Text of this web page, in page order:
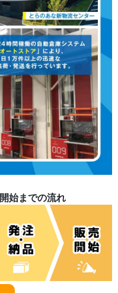
始までの流れ